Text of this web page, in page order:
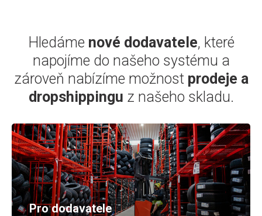
Hledáme nové dodavatele, které
napojíme do našeho systému a
zároveň nabízíme možnost prodeje a
dropshippingu z našeho skladu.
Pro dodavatele